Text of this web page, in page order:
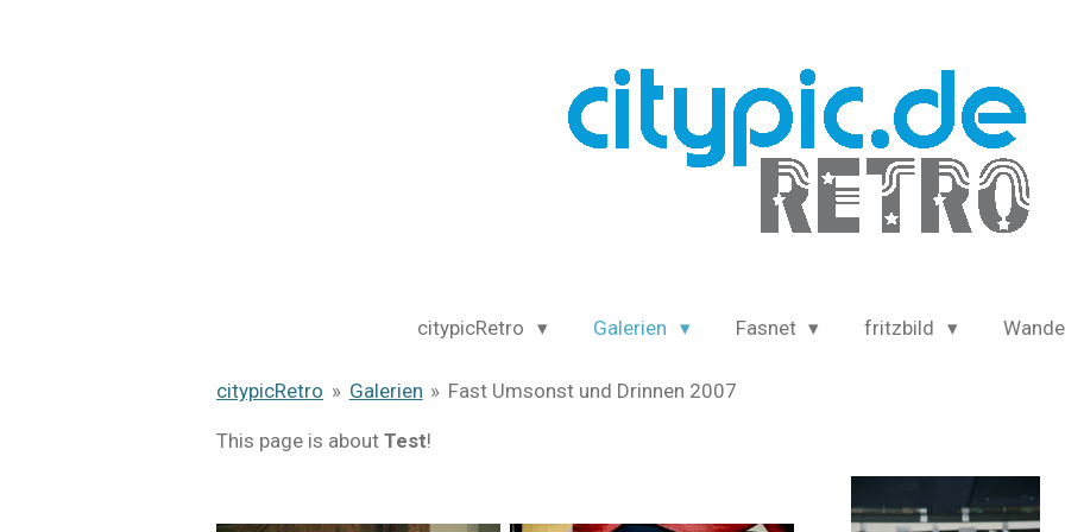
citypicRetro Galerien Fasnet fritzbild
citypicRetro » Galerien » Fast Umsonst und Drinnen 2007
This page is about Test!